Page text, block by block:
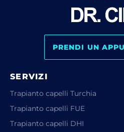
PRENDI UN
SERVIZI
Trapianto capelli Turchia
Trapianto capelli FUE
Trapianto capelli DHI